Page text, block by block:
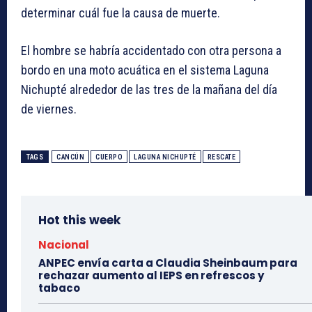
determinar cuál fue la causa de muerte.
El hombre se habría accidentado con otra persona a
bordo en una moto acuática en el sistema Laguna
Nichupté alrededor de las tres de la mañana del día
de viernes.
TAGS CANCÚN CUERPO LAGUNA NICHUPTÉ RESCATE
Hot this week
Nacional
ANPEC envía carta a Claudia Sheinbaum para
rechazar aumento al IEPS en refrescos y
tabaco